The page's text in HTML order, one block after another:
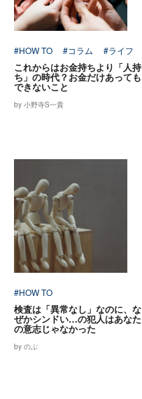
#HOW TO #コラム #ライフ
これからはお金持ちより「人持
ち」の時代？お金だけあっても
できないこと
by 小野寺S一貴
#HOW TO
検査は「異常なし」なのに、な
ぜかシンドい…の犯人はあなた
の意志じゃなかった
by のぶ